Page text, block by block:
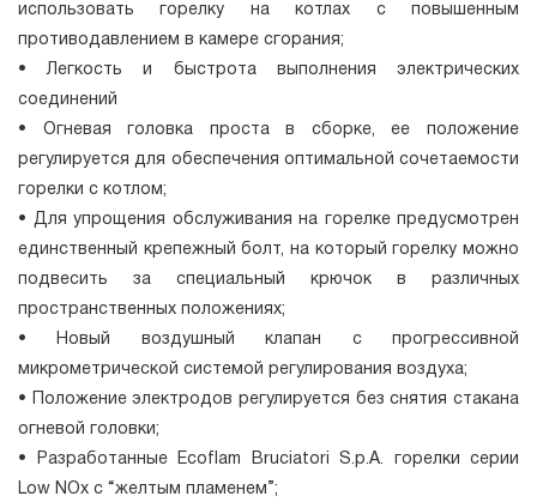
использовать горелку на котлах с повышенным
противодавлением в камере сгорания;
• Легкость и быстрота выполнения электрических
соединений
• Огневая головка проста в сборке, ее положение
регулируется для обеспечения оптимальной сочетаемости
горелки с котлом;
• Для упрощения обслуживания на горелке предусмотрен
единственный крепежный болт, на который горелку можно
подвесить за специальный крючок в различных
пространственных положениях;
• Новый воздушный клапан с прогрессивной
микрометрической системой регулирования воздуха;
• Положение электродов регулируется без снятия стакана
огневой головки;
• Разработанные Ecoflam Bruciatori S.p.A. горелки cepии
Low NOx c “желтым плaмeнeм”;